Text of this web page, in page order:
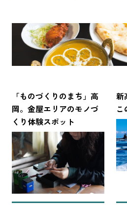
北陸のインドカレー王国！？高
「ものづくりのまち」高
岡。金屋エリアのモノづ
くり体験スポット
新
こ
地元ライター記事
お得で便利なサービス
観光ガイド